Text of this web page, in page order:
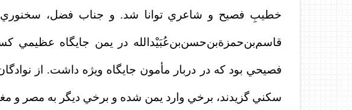
خطيبِ فصيح و شاعري توانا شد. و جناب فضل، سخنوري
قاسم‌بن‌حمز ة‌بن‌حسن‌بن‌عُبَيْدالله در يمن جايگاه عظيمي
فصيحي بود كه در دربار مأمون جايگاه ويژه داشت. از
سكني گزيدند، برخي وارد يمن شده و برخي ديگر به مصر و